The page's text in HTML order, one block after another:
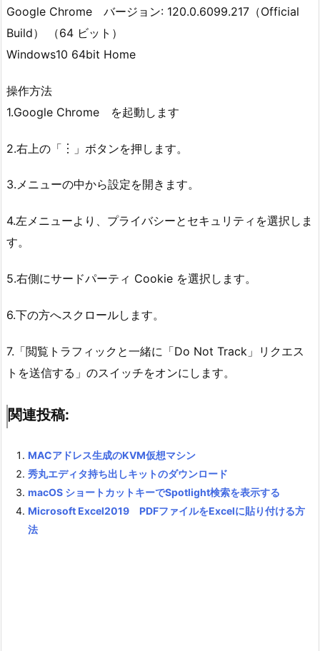
Google Chrome バージョン: 120.0.6099.217（Official
Build） （64 ビット）
Windows10 64bit Home
操作方法
1.Google Chrome を起動します
2.右上の「︙」ボタンを押します。
3.メニューの中から設定を開きます。
4.左メニューより、プライバシーとセキュリティを選択しま
す。
5.右側にサードパーティ Cookie を選択します。
6.下の方へスクロールします。
7.「閲覧トラフィックと一緒に「Do Not Track」リクエス
トを送信する」のスイッチをオンにします。
関連投稿:
MACアドレス生成のKVM仮想マシン
秀丸エディタ持ち出しキットのダウンロード
macOS ショートカットキーでSpotlight検索を表示する
Microsoft Excel2019 PDFファイルをExcelに貼り付ける方
法